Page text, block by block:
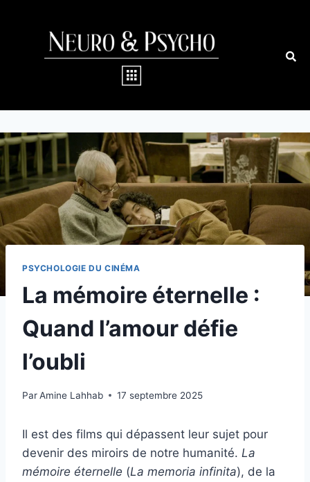
PSYCHOLOGIE DU CINÉMA
La mémoire éternelle :
Quand l’amour défie
l’oubli
ParAmine Lahhab 17 septembre 2025
Il est des films qui dépassent leur sujet pour
devenir des miroirs de notre humanité. La
mémoire éternelle (La memoria infinita), de la